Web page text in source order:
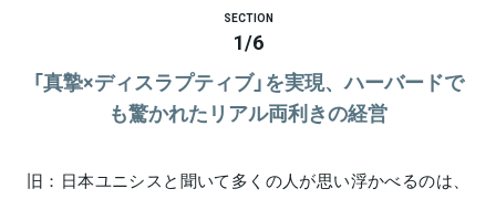
SECTION
1/6
「真摯×ディスラプティブ」を実現、ハーバードで
も驚かれたリアル両利きの経営
旧：日本ユニシスと聞いて多くの人が思い浮かべるのは、